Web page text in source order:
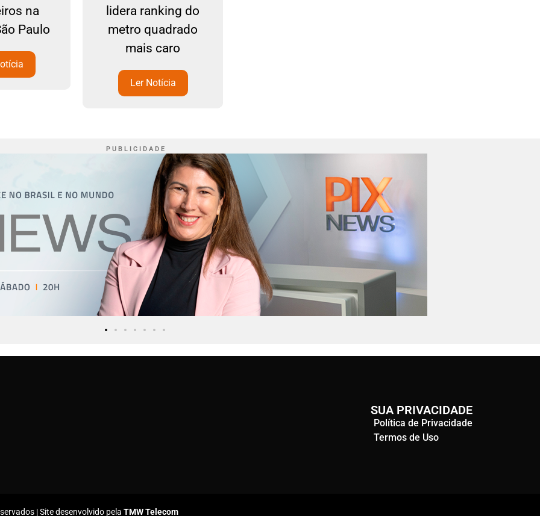
na
Paulo
lidera ranking do
metro quadrado
mais caro
Ler Notícia
P U B L I C I D A D E
SUA PRIVACIDADE
Política de Privacidade
Termos de Uso
| Site desenvolvido pela TMW Telecom